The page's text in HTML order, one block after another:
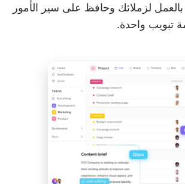
بالعمل لزملائك وحافظ على سير الأمور
تبويب واحدة.